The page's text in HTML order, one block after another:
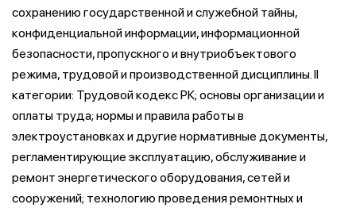
сохранению государственной и служебной тайны,
конфиденциальной информации, информационной
безопасности, пропускного и внутриобъектового
режима, трудовой и производственной дисциплины. II
категории: Трудовой кодекс РК; основы организации и
оплаты труда; нормы и правила работы в
электроустановках и другие нормативные документы,
регламентирующие эксплуатацию, обслуживание и
ремонт энергетического оборудования, сетей и
сооружений; технологию проведения ремонтных и